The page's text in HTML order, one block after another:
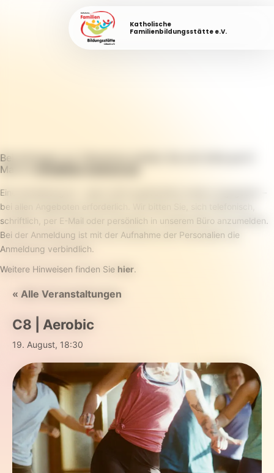
Katholische
Familienbildungsstätte e.V.
Bei Anfragen zur Teilnahme melden Sie sich bitte per E-
Mail an
Eine Anmeldung ist – wenn nicht ausdrücklich anders angegeben –
bei allen Angeboten erforderlich. Wir bitten Sie, sich telefonisch,
schriftlich, per E-Mail oder persönlich in unserem Büro anzumelden.
Bei der Anmeldung ist mit der Aufnahme der Personalien die
Anmeldung verbindlich.
Weitere Hinweisen finden Sie hier.
« Alle Veranstaltungen
C8 | Aerobic
19. August, 18:30